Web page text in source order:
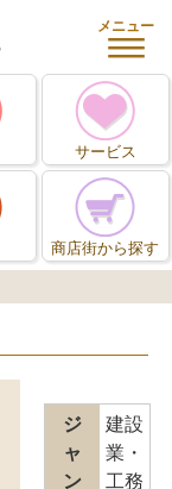
メニュー
サービス
商店街から探す
ジ
ャ
ン
建設
業・
工務